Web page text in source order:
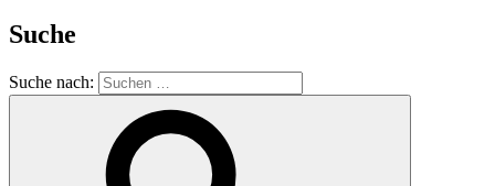
Suche
Suche nach: